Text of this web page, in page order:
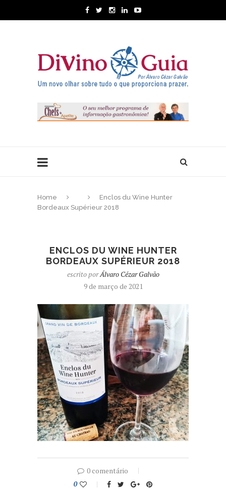
Home
Enclos du Wine Hunter
Bordeaux Supérieur 2018
ENCLOS DU WINE HUNTER
BORDEAUX SUPÉRIEUR 2018
escrito porÁlvaro Cézar Galvão
9 de março de 2021
0 comentário
0